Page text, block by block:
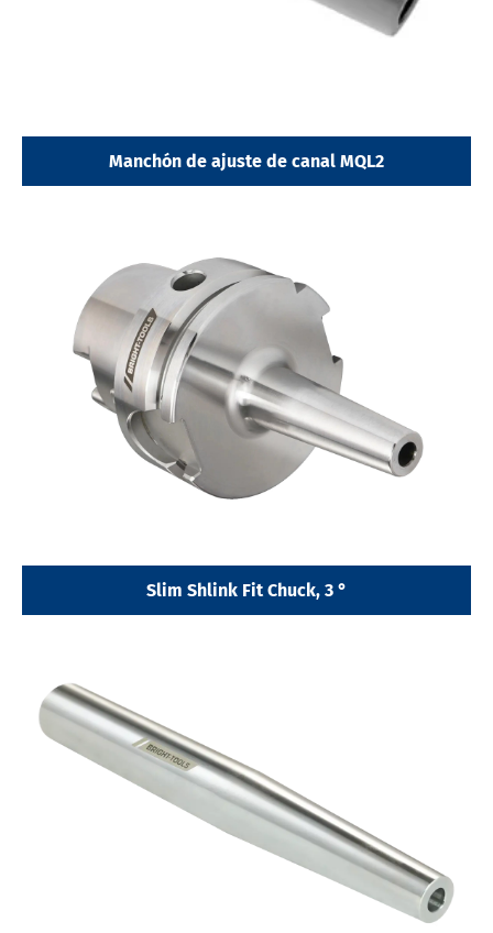
Manchón de ajuste de canal MQL2
Slim Shlink Fit Chuck, 3 °